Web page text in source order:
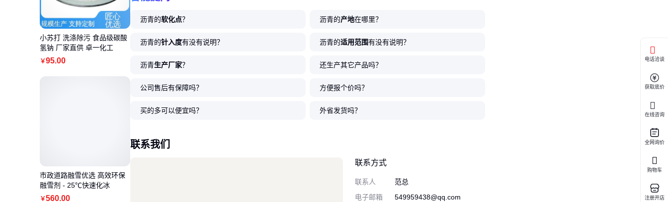
小苏打 洗涤除污 食品级碳酸
氢钠 厂家直供 卓一化工
￥95.00
市政道路融雪优选 高效环保
融雪剂 - 25℃快速化冰
￥560.00
沥青的软化点？ 沥青的产地在哪里？
沥青的针入度有没有说明？ 沥青的适用范围有没有说明？
沥青生产厂家？ 还生产其它产品吗？
公司售后有保障吗？ 方便报个价吗？
买的多可以便宜吗？ 外省发货吗？
联系我们
联系方式
联系人
范总
电子邮箱
549959438@qq.com
电话洽谈
获取底价
在线咨询
全网询价
购物车
注册开店